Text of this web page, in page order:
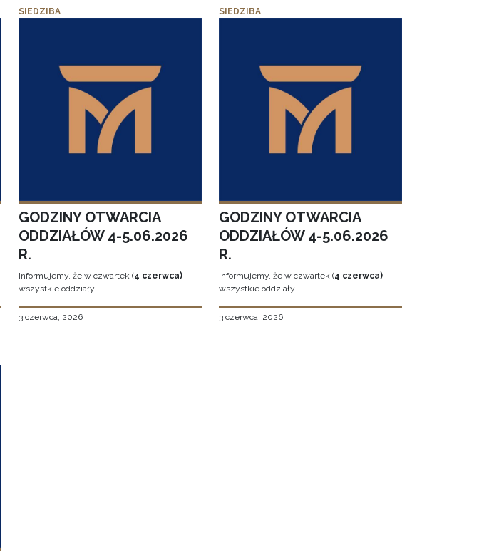
SIEDZIBA
GODZINY OTWARCIA
ODDZIAŁÓW 4-5.06.2026
R.
Informujemy, że w czwartek (4 czerwca)
wszystkie oddziały
3 czerwca, 2026
SIEDZIBA
GODZINY OTWARCIA
ODDZIAŁÓW 4-5.06.2026
R.
Informujemy, że w czwartek (4 czerwca)
wszystkie oddziały
3 czerwca, 2026